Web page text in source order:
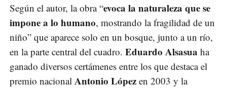
Según el autor, la obra “evoca la naturaleza que se
impone a lo humano, mostrando la fragilidad de un
niño” que aparece solo en un bosque, junto a un río,
en la parte central del cuadro. Eduardo Alsasua ha
ganado diversos certámenes entre los que destaca el
premio nacional Antonio López en 2003 y la